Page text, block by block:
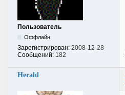
Пользователь
Оффлайн
Зарегистрирован: 2008-12-28
Сообщений: 182
Herald